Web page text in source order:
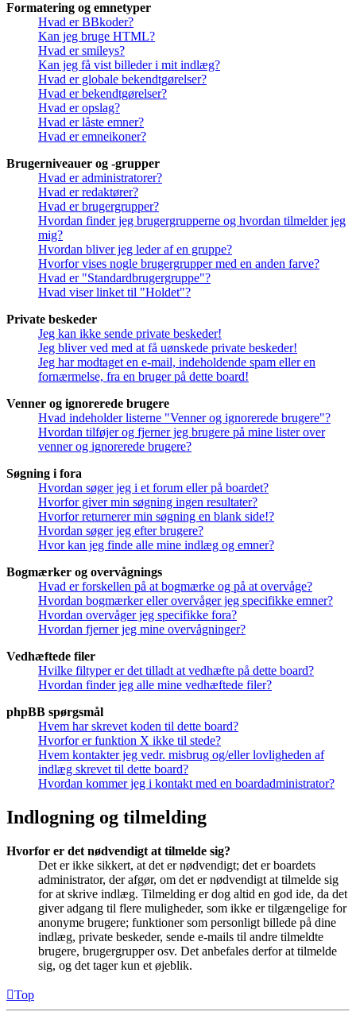
Formatering og emnetyper
Hvad er BBkoder?
Kan jeg bruge HTML?
Hvad er smileys?
Kan jeg få vist billeder i mit indlæg?
Hvad er globale bekendtgørelser?
Hvad er bekendtgørelser?
Hvad er opslag?
Hvad er låste emner?
Hvad er emneikoner?
Brugerniveauer og -grupper
Hvad er administratorer?
Hvad er redaktører?
Hvad er brugergrupper?
Hvordan finder jeg brugergrupperne og hvordan tilmelder jeg
mig?
Hvordan bliver jeg leder af en gruppe?
Hvorfor vises nogle brugergrupper med en anden farve?
Hvad er "Standardbrugergruppe"?
Hvad viser linket til "Holdet"?
Private beskeder
Jeg kan ikke sende private beskeder!
Jeg bliver ved med at få uønskede private beskeder!
Jeg har modtaget en e-mail, indeholdende spam eller en
fornærmelse, fra en bruger på dette board!
Venner og ignorerede brugere
Hvad indeholder listerne "Venner og ignorerede brugere"?
Hvordan tilføjer og fjerner jeg brugere på mine lister over
venner og ignorerede brugere?
Søgning i fora
Hvordan søger jeg i et forum eller på boardet?
Hvorfor giver min søgning ingen resultater?
Hvorfor returnerer min søgning en blank side!?
Hvordan søger jeg efter brugere?
Hvor kan jeg finde alle mine indlæg og emner?
Bogmærker og overvågnings
Hvad er forskellen på at bogmærke og på at overvåge?
Hvordan bogmærker eller overvåger jeg specifikke emner?
Hvordan overvåger jeg specifikke fora?
Hvordan fjerner jeg mine overvågninger?
Vedhæftede filer
Hvilke filtyper er det tilladt at vedhæfte på dette board?
Hvordan finder jeg alle mine vedhæftede filer?
phpBB spørgsmål
Hvem har skrevet koden til dette board?
Hvorfor er funktion X ikke til stede?
Hvem kontakter jeg vedr. misbrug og/eller lovligheden af
indlæg skrevet til dette board?
Hvordan kommer jeg i kontakt med en boardadministrator?
Indlogning og tilmelding
Hvorfor er det nødvendigt at tilmelde sig?
Det er ikke sikkert, at det er nødvendigt; det er boardets
administrator, der afgør, om det er nødvendigt at tilmelde sig
for at skrive indlæg. Tilmelding er dog altid en god ide, da det
giver adgang til flere muligheder, som ikke er tilgængelige for
anonyme brugere; funktioner som personligt billede på dine
indlæg, private beskeder, sende e-mails til andre tilmeldte
brugere, brugergrupper osv. Det anbefales derfor at tilmelde
sig, og det tager kun et øjeblik.
Top